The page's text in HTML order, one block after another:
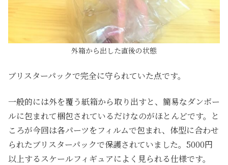
外箱から出した直後の状態
ブリスターパックで完全に守られていた点です。
一般的には外を覆う紙箱から取り出すと、簡易なダンボー
ルに包まれて梱包されているだけなのがほとんどです。と
ころが今回は各パーツをフィルムで包まれ、体型に合わせ
られたブリスターパックで保護されていました。5000円
以上するスケールフィギュアによく見られる仕様です。